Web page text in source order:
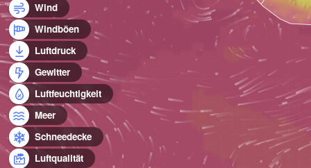
Wind
Windböen
Luftdruck
Gewitter
Luftfeuchtigkeit
Meer
Schneedecke
Luftqualität